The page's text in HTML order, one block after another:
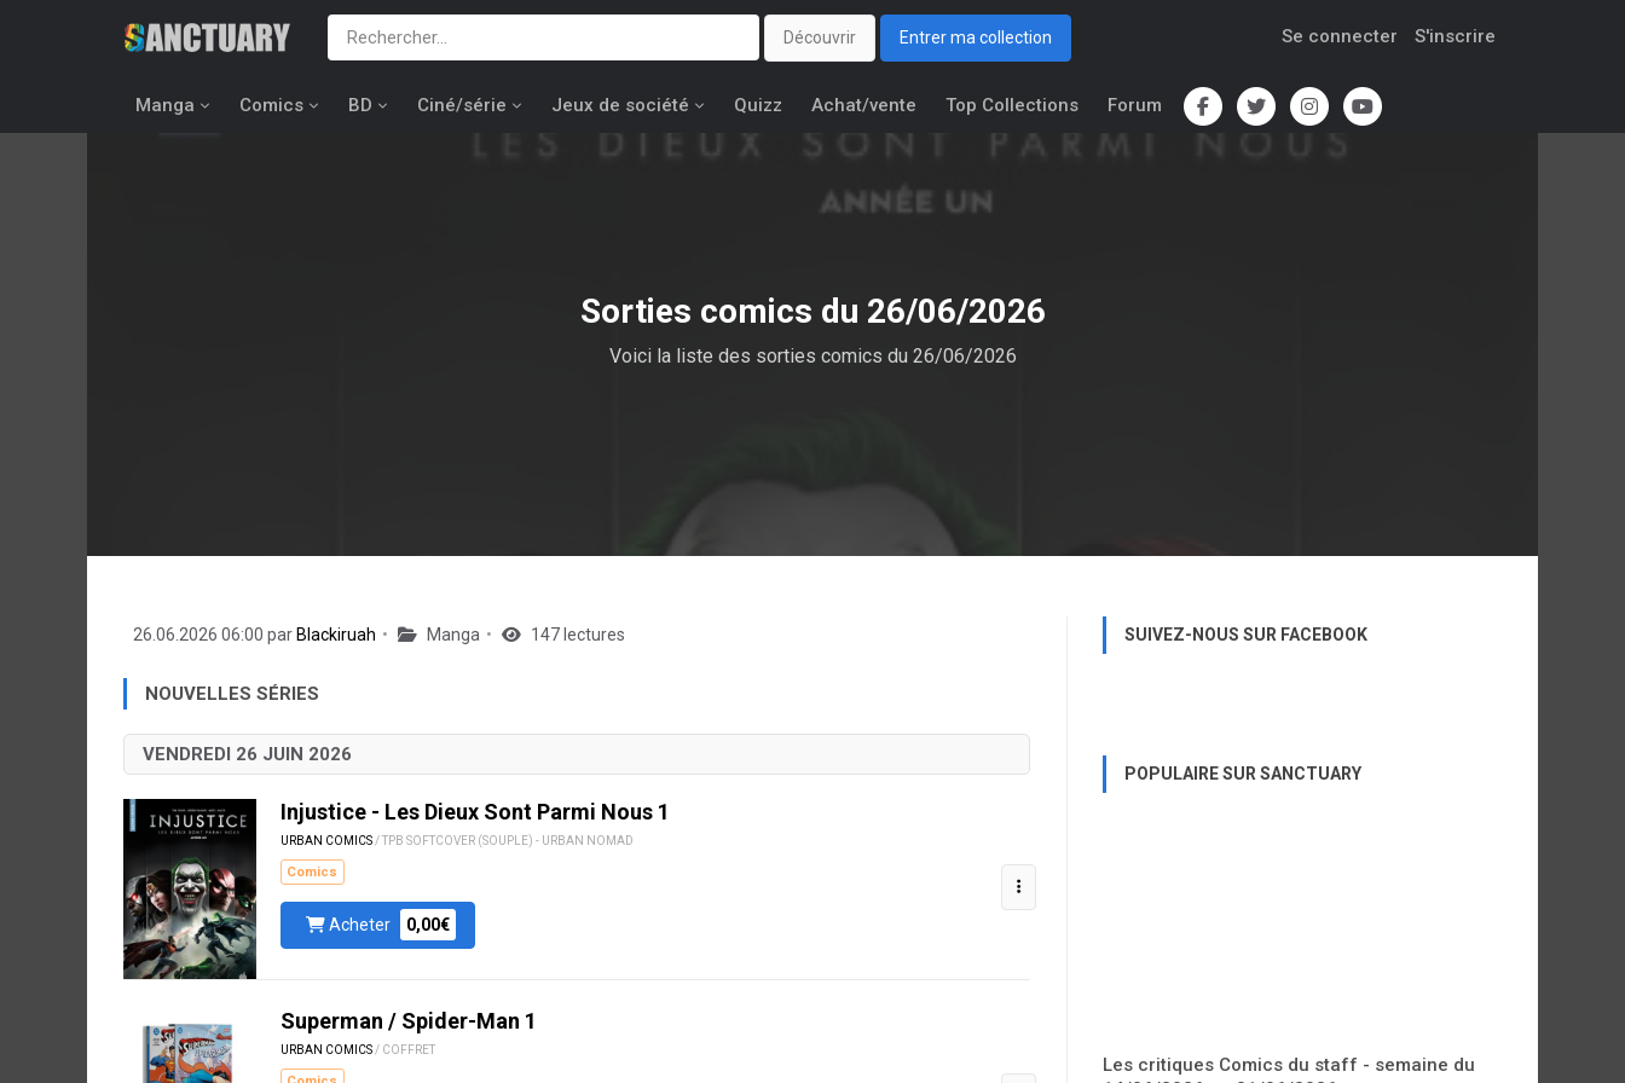
Découvrir Entrer ma collection Se connecter S'inscrire
Manga Comics BD Ciné/série Jeux de société Quizz Achat/vente Top Collections Forum
Sorties comics du 26/06/2026
Voici la liste des sorties comics du 26/06/2026
26.06.2026 06:00 par Blackiruah Manga 147 lectures
NOUVELLES SÉRIES
VENDREDI 26 JUIN 2026
Injustice - Les Dieux Sont Parmi Nous 1
URBAN COMICS / TPB SOFTCOVER (SOUPLE) - URBAN NOMAD
Comics
Acheter 0,00€
Superman / Spider-Man 1
URBAN COMICS / COFFRET
SUIVEZ-NOUS SUR FACEBOOK
POPULAIRE SUR SANCTUARY
Les critiques Comics du staff - semaine du